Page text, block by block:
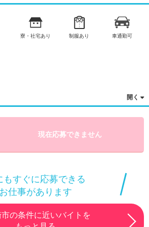
寮・社宅あり 制服あり 車通勤可
現在応募できません
もすぐに応募できる
お仕事があります
市の条件に近いバイトを